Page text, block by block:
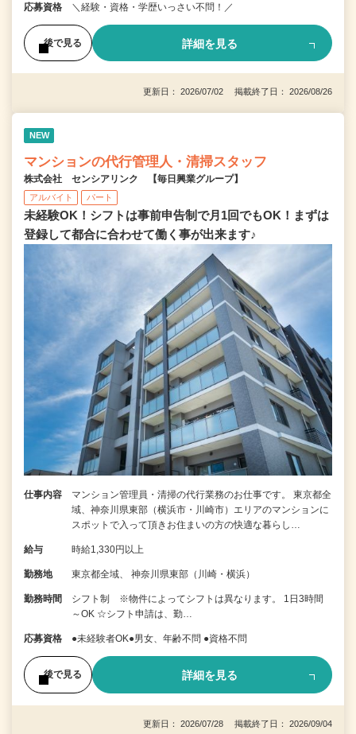
応募資格 ＼経験・資格・学歴いっさい不問！／
後で見る 詳細を見る
更新日： 2026/07/02 掲載終了日： 2026/08/26
NEW
マンションの代行管理人・清掃スタッフ
株式会社 センシアリンク 【毎日興業グループ】
アルバイト パート
未経験OK！シフトは事前申告制で月1回でもOK！まずは
登録して都合に合わせて働く事が出来ます♪
仕事内容
マンション管理員・清掃の代行業務のお仕事です。 東京都全
域、神奈川県東部（横浜市・川崎市）エリアのマンションに
スポットで入って頂きお住まいの方の快適な暮らし…
給与 時給1,330円以上
勤務地 東京都全域、 神奈川県東部（川崎・横浜）
勤務時間
シフト制 ※物件によってシフトは異なります。 1日3時間
～OK ☆シフト申請は、勤…
応募資格 ●未経験者OK●男女、年齢不問 ●資格不問
後で見る 詳細を見る
更新日： 2026/07/28 掲載終了日： 2026/09/04